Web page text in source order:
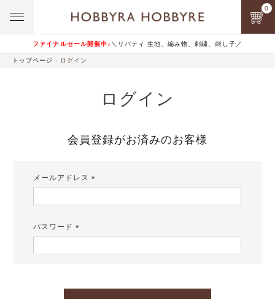
ファイナルセール開催中♪ ＼リバティ 生地、編み物、刺繍、刺し子／
0
トップページ ログイン
ログイン
会員登録がお済みのお客様
メールアドレス
パスワード